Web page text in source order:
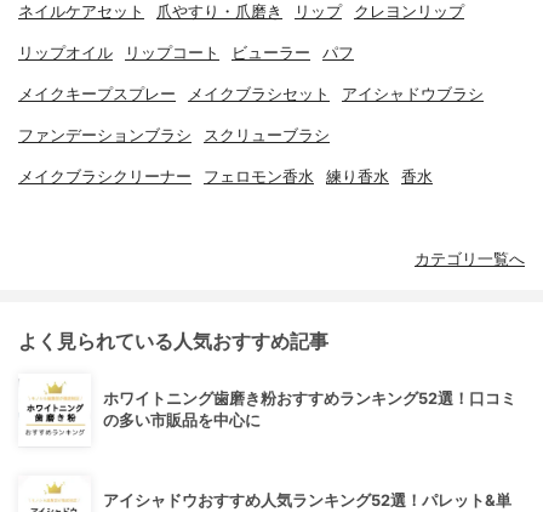
ネイルケアセット 爪やすり・爪磨き リップ クレヨンリップ
リップオイル リップコート ビューラー パフ
メイクキープスプレー メイクブラシセット アイシャドウブラシ
ファンデーションブラシ スクリューブラシ
メイクブラシクリーナー フェロモン香水 練り香水 香水
カテゴリ一覧へ
よく見られている人気おすすめ記事
ホワイトニング歯磨き粉おすすめランキング52選！口コミ
の多い市販品を中心に
アイシャドウおすすめ人気ランキング52選！パレット&単